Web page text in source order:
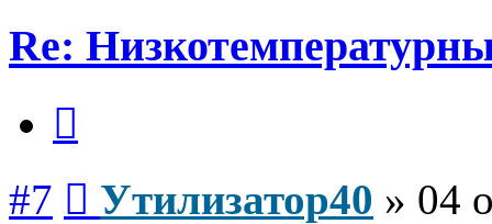
Re:
#7 Утилизатор40 » 04